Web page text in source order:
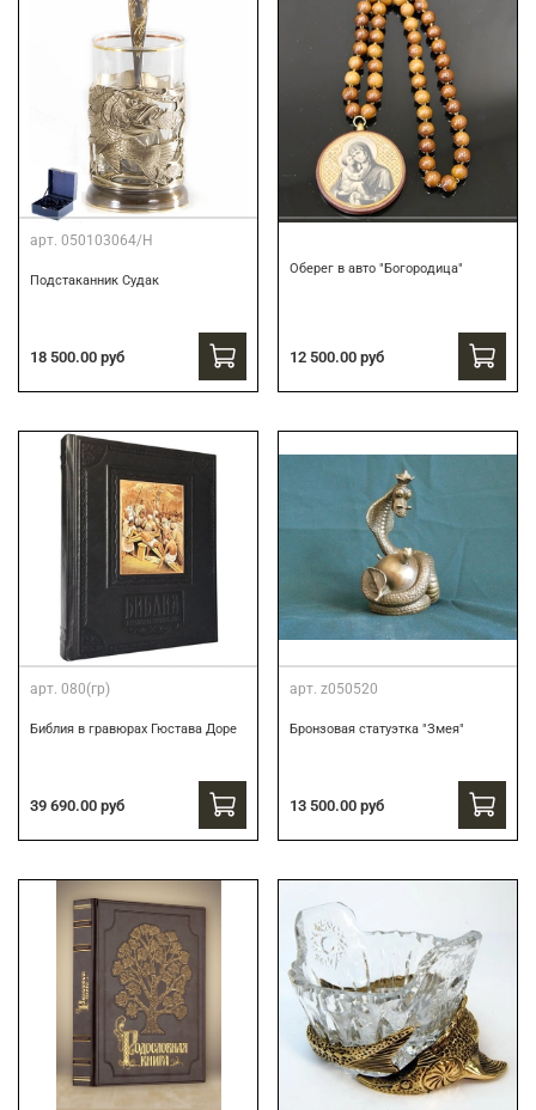
арт. 050103064/Н
Подстаканник Судак
18 500.00 руб
Оберег в авто "Богородица"
12 500.00 руб
арт. 080(гр)
Библия в гравюрах Гюстава Доре
39 690.00 руб
арт. z050520
Бронзовая статуэтка "Змея"
13 500.00 руб